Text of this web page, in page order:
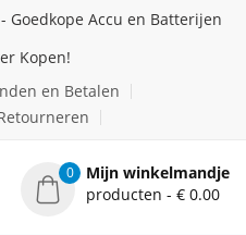
Goedkope Accu en Batterijen
Kopen!
en Betalen
0
Mijn winkelmandje
producten - € 0.00